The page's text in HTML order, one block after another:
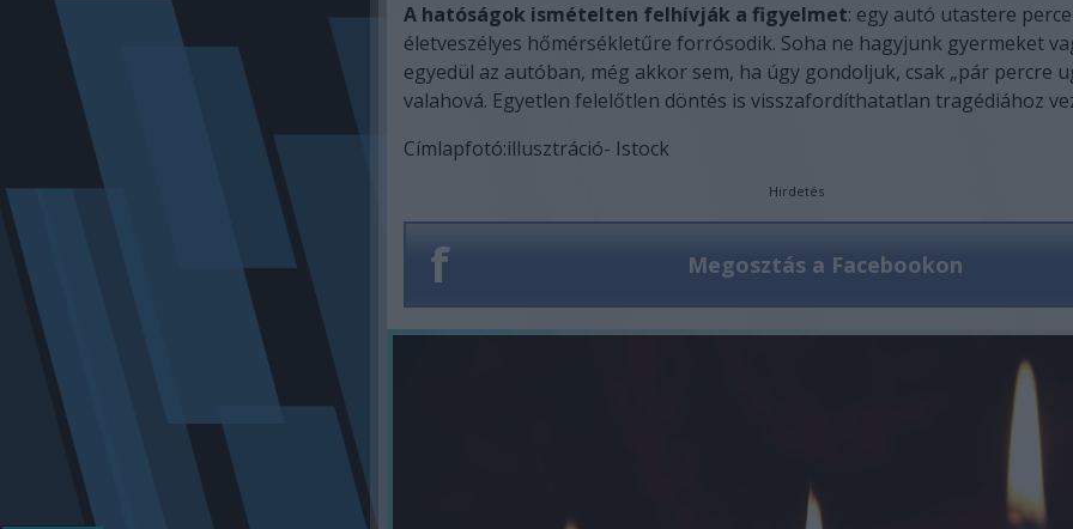
A hatóságok ismételten felhívják a figyelmet: egy autó utastere
életveszélyes hőmérsékletűre forrósodik. Soha ne hagyjunk gyermeket
egyedül az autóban, még akkor sem, ha úgy gondoljuk, csak „pár percre
valahová. Egyetlen felelőtlen döntés is visszafordíthatatlan tragédiához
Címlapfotó:illusztráció- Istock
Hirdetés
f Megosztás a Facebookon